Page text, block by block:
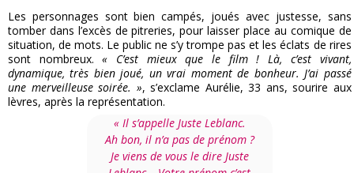
Les personnages sont bien campés, joués avec justesse, sans
tomber dans l’excès de pitreries, pour laisser place au comique de
situation, de mots. Le public ne s’y trompe pas et les éclats de rires
sont nombreux.« C’est mieux que le film ! Là, c’est vivant,
dynamique, très bien joué, un vrai moment de bonheur. J’ai passé
une merveilleuse soirée. », s’exclame Aurélie, 33 ans, sourire aux
lèvres, après la représentation.
« Il s’appelle Juste Leblanc.
Ah bon, il n’a pas de prénom ?
Je viens de vous le dire Juste